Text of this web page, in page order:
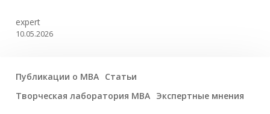
expert
10.05.2026
Публикации о МВА
Статьи
Творческая лаборатория МВА
Экспертные мнения